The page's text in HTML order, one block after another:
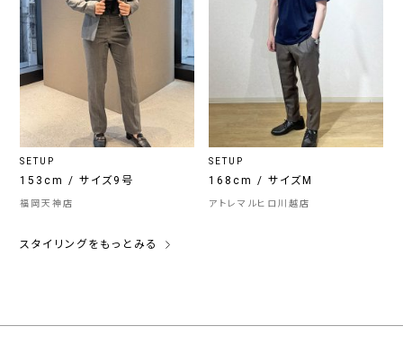
SETUP
153cm / サイズ9号
福岡天神店
SETUP
168cm / サイズM
アトレマルヒロ川越店
スタイリングをもっとみる